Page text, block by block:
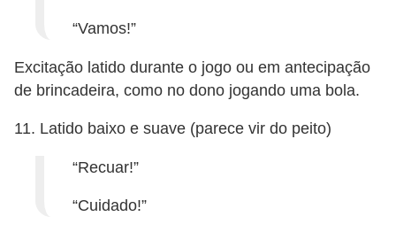
“Vamos!”
Excitação latido durante o jogo ou em antecipação
de brincadeira, como no dono jogando uma bola.
11. Latido baixo e suave (parece vir do peito)
“Recuar!”
“Cuidado!”